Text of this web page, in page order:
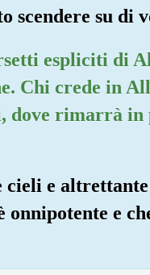
scendere su di
espliciti di
Chi crede in
rimarrà in
cieli e
e